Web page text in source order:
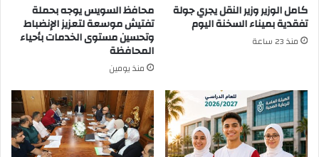
كامل الوزير وزير النقل يجري جولة
تفقدية بميناء السخنة اليوم
منذ 23 ساعة
محافظ السويس يوجه بحملة
تفتيش موسعة لتعزيز الإنضباط
وتحسين مستوى الخدمات بأحياء
المحافظة
منذ يومين